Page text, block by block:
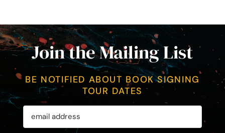
Join the Mailing List
BE NOTIFIED ABOUT BOOK SIGNING
TOUR DATES